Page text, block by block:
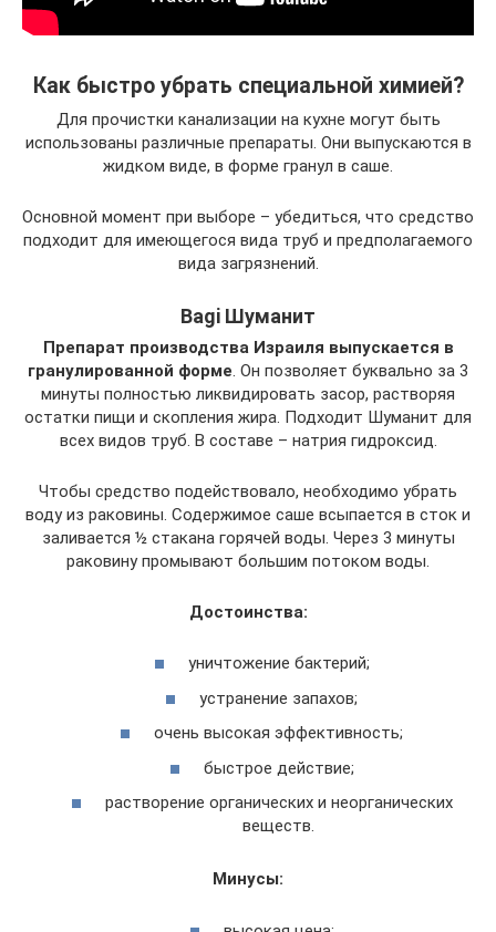
Как быстро убрать специальной химией?
Для прочистки канализации на кухне могут быть
использованы различные препараты. Они выпускаются в
жидком виде, в форме гранул в саше.
Основной момент при выборе – убедиться, что средство
подходит для имеющегося вида труб и предполагаемого
вида загрязнений.
Bagi Шуманит
Препарат производства Израиля выпускается в
гранулированной форме . Он позволяет буквально за 3
минуты полностью ликвидировать засор, растворяя
остатки пищи и скопления жира. Подходит Шуманит для
всех видов труб. В составе – натрия гидроксид.
Чтобы средство подействовало, необходимо убрать
воду из раковины. Содержимое саше всыпается в сток и
заливается ½ стакана горячей воды. Через 3 минуты
раковину промывают большим потоком воды.
Достоинства:
уничтожение бактерий;
устранение запахов;
очень высокая эффективность;
быстрое действие;
растворение органических и неорганических
веществ.
Минусы: